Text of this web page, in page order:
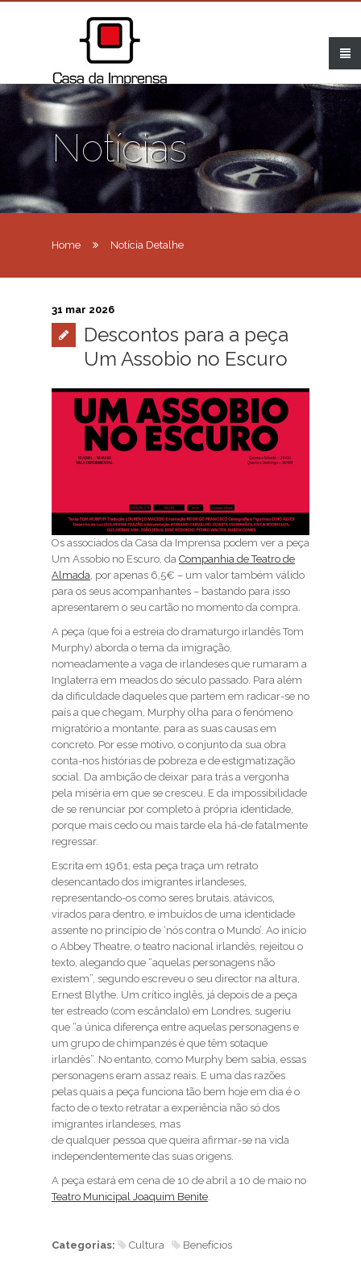
Notícias
Home Notícia Detalhe
31 mar 2026
Descontos para a peça
Um Assobio no Escuro
Os associados da Casa da Imprensa podem ver a peça
Um Assobio no Escuro, da Companhia de Teatro de
Almada, por apenas 6,5€ – um valor também válido
para os seus acompanhantes – bastando para isso
apresentarem o seu cartão no momento da compra.
A peça (que foi a estreia do dramaturgo irlandês Tom
Murphy) aborda o tema da imigração,
nomeadamente a vaga de irlandeses que rumaram a
Inglaterra em meados do século passado. Para além
da dificuldade daqueles que partem em radicar-se no
país a que chegam, Murphy olha para o fenómeno
migratório a montante, para as suas causas em
concreto. Por esse motivo, o conjunto da sua obra
conta-nos histórias de pobreza e de estigmatização
social. Da ambição de deixar para trás a vergonha
pela miséria em que se cresceu. E da impossibilidade
de se renunciar por completo à própria identidade,
porque mais cedo ou mais tarde ela há-de fatalmente
regressar.
Escrita em 1961, esta peça traça um retrato
desencantado dos imigrantes irlandeses,
representando-os como seres brutais, atávicos,
virados para dentro, e imbuídos de uma identidade
assente no princípio de ‘nós contra o Mundo’. Ao início
o Abbey Theatre, o teatro nacional irlandês, rejeitou o
texto, alegando que “aquelas personagens não
existem”, segundo escreveu o seu director na altura,
Ernest Blythe. Um crítico inglês, já depois de a peça
ter estreado (com escândalo) em Londres, sugeriu
que “a única diferença entre aquelas personagens e
um grupo de chimpanzés é que têm sotaque
irlandês”. No entanto, como Murphy bem sabia, essas
personagens eram assaz reais. E uma das razões
pelas quais a peça funciona tão bem hoje em dia é o
facto de o texto retratar a experiência não só dos
imigrantes irlandeses, mas
de qualquer pessoa que queira afirmar-se na vida
independentemente das suas origens.
A peça estará em cena de 10 de abril a 10 de maio no
Teatro Municipal Joaquim Benite.
Categorias: Cultura Benefícios